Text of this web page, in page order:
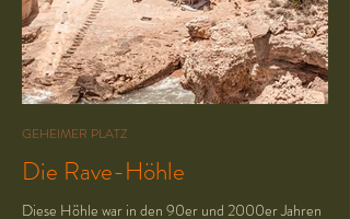
GEHEIMER PLATZ
Die Rave-Höhle
Diese Höhle war in den 90er und 2000er Jahren